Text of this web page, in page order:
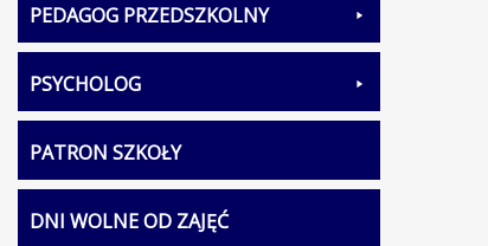
PEDAGOG PRZEDSZKOLNY
PSYCHOLOG
PATRON SZKOŁY
DNI WOLNE OD ZAJĘĆ